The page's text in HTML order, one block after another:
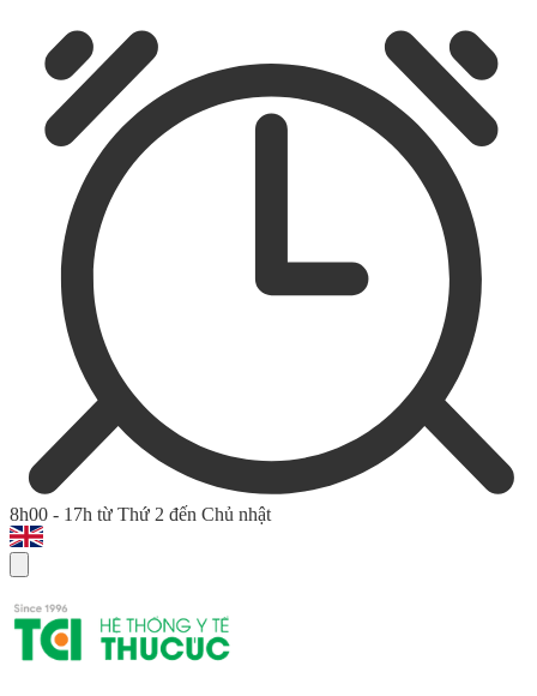
8h00 - 17h từ Thứ 2 đến Chủ nhật